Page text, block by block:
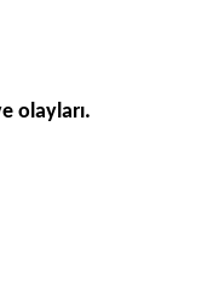
olayları.